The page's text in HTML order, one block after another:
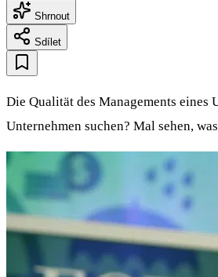
Shrnout
Sdílet
Die Qualität des Managements
Unternehmen suchen? Mal sehen,